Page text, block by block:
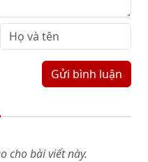
Gửi bình luận
cho bài viết này.